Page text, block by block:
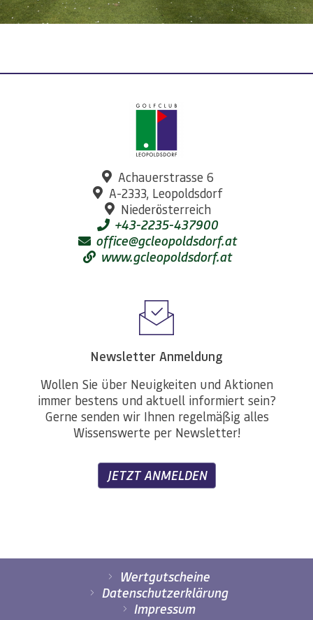
Achauerstrasse 6
A-2333, Leopoldsdorf
Niederösterreich
+43-2235-437900
office@gcleopoldsdorf.at
www.gcleopoldsdorf.at
Newsletter Anmeldung
Wollen Sie über Neuigkeiten und Aktionen
immer bestens und aktuell informiert sein?
Gerne senden wir Ihnen regelmäßig alles
Wissenswerte per Newsletter!
JETZT ANMELDEN
Wertgutscheine
Datenschutzerklärung
Impressum